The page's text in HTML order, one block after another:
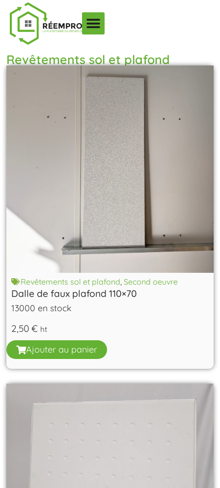
Revêtements sol et plafond
Revêtements sol et plafond,Second oeuvre
Dalle de faux plafond 110×70
13000 en stock
2,50€ ht
Ajouter au panier